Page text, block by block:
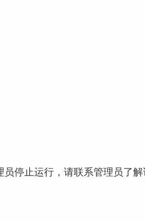
员停止运行，请联系管理员了